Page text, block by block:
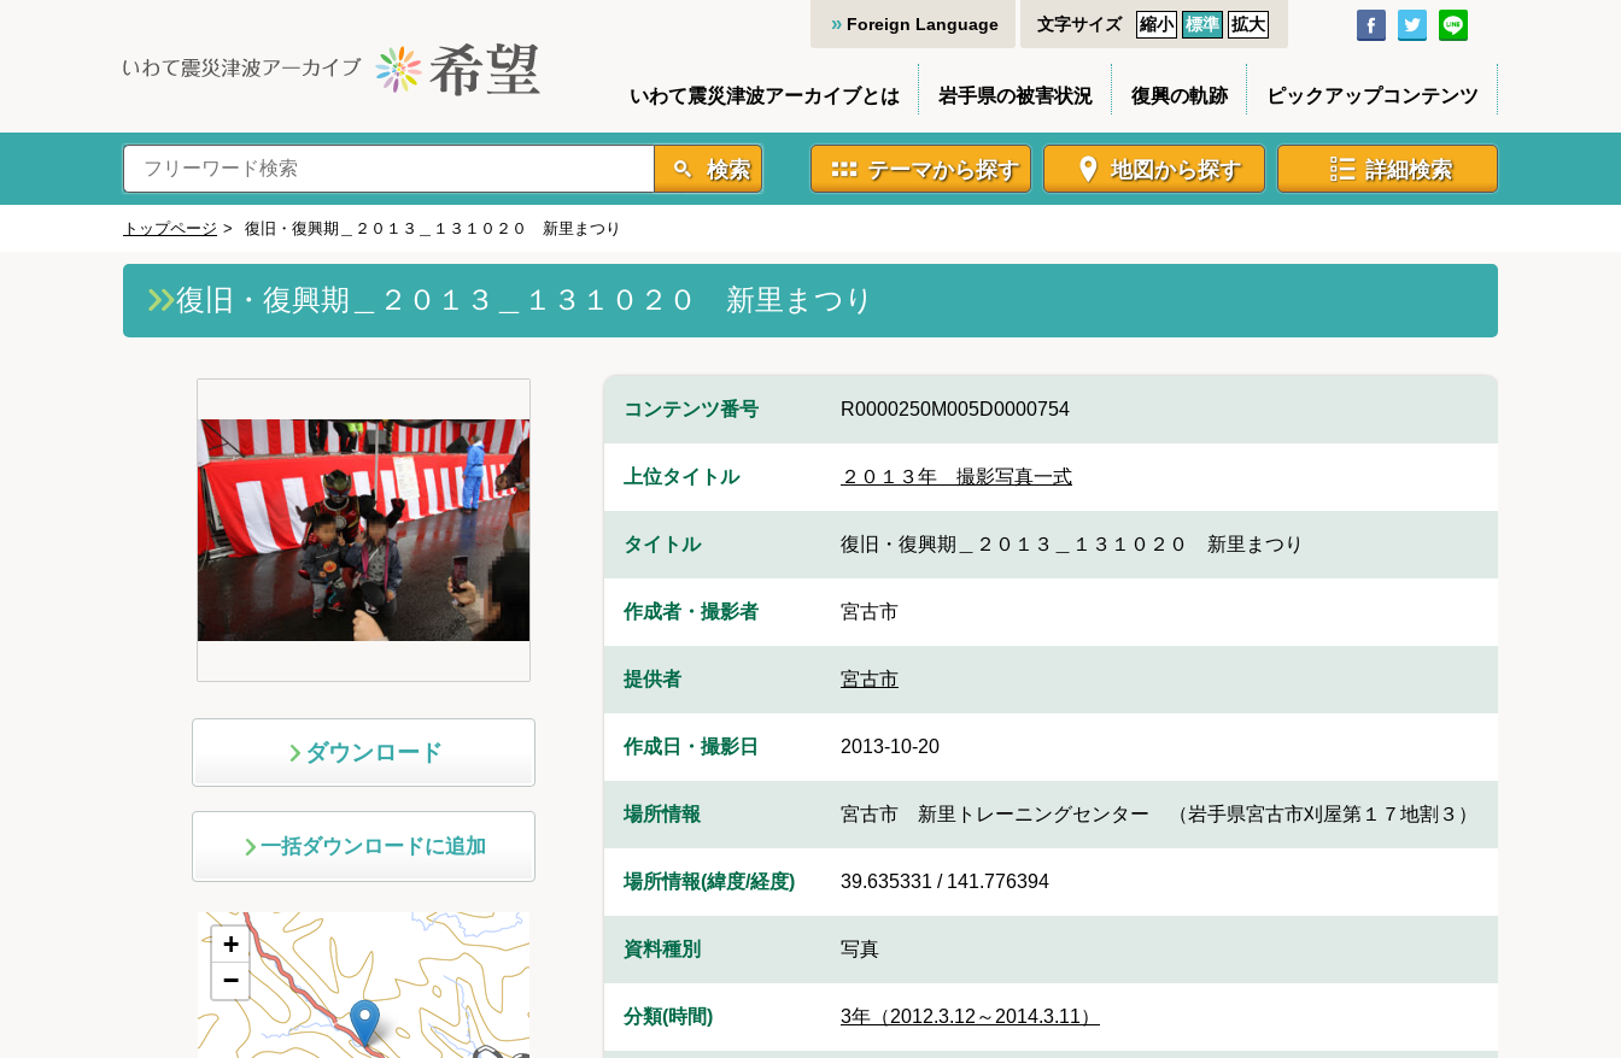
Foreign Language 文字サイズ 縮小 標準 拡大
いわて震災津波アーカイブとは 岩手県の被害状況 復興の軌跡 ピックアップコンテンツ
検索 テーマから探す 地図から探す 詳細検索
トップページ > 復旧・復興期＿２０１３＿１３１０２０ 新里まつり
復旧・復興期＿２０１３＿１３１０２０ 新里まつり
ダウンロード
一括ダウンロードに追加
+
−
コンテンツ番号 R0000250M005D0000754
上位タイトル ２０１３年 撮影写真一式
タイトル 復旧・復興期＿２０１３＿１３１０２０ 新里まつり
作成者・撮影者 宮古市
提供者 宮古市
作成日・撮影日 2013-10-20
場所情報 宮古市 新里トレーニングセンター （岩手県宮古市刈屋第１７地割３）
場所情報(緯度/経度) 39.635331 / 141.776394
資料種別 写真
分類(時間) 3年（2012.3.12～2014.3.11）